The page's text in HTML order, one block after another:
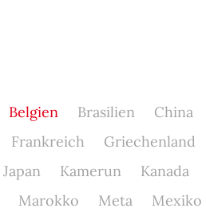
Belgien Brasilien China
Frankreich Griechenland
Japan Kamerun Kanada
Marokko Meta Mexiko